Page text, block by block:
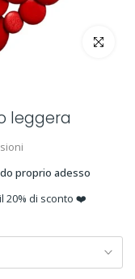
clicca per
leggera
proprio adesso
20% di sconto ❤️